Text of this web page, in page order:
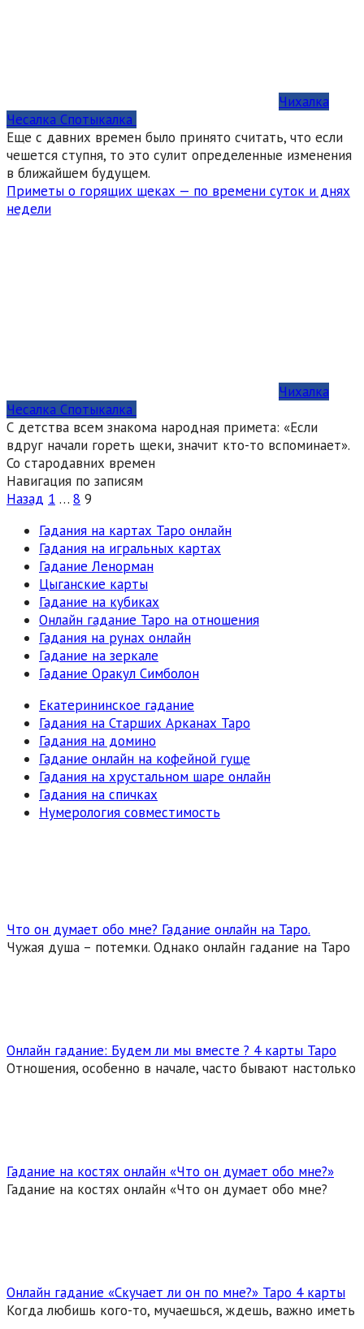
Чихалка
Чесалка Спотыкалка
Еще с давних времен было принято считать, что если
чешется ступня, то это сулит определенные изменения
в ближайшем будущем.
Приметы о горящих щеках — по времени суток и днях
недели
Чихалка
Чесалка Спотыкалка
С детства всем знакома народная примета: «Если
вдруг начали гореть щеки, значит кто-то вспоминает».
Со стародавних времен
Навигация по записям
Назад 1 … 8 9
Гадания на картах Таро онлайн
Гадания на игральных картах
Гадание Ленорман
Цыганские карты
Гадание на кубиках
Онлайн гадание Таро на отношения
Гадания на рунах онлайн
Гадание на зеркале
Гадание Оракул Симболон
Екатерининское гадание
Гадания на Старших Арканах Таро
Гадания на домино
Гадание онлайн на кофейной гуще
Гадания на хрустальном шаре онлайн
Гадания на спичках
Нумерология совместимость
Что он думает обо мне? Гадание онлайн на Таро.
Чужая душа – потемки. Однако онлайн гадание на Таро
Онлайн гадание: Будем ли мы вместе ? 4 карты Таро
Отношения, особенно в начале, часто бывают настолько
Гадание на костях онлайн «Что он думает обо мне?»
Гадание на костях онлайн «Что он думает обо мне?
Онлайн гадание «Скучает ли он по мне?» Таро 4 карты
Когда любишь кого-то, мучаешься, ждешь, важно иметь